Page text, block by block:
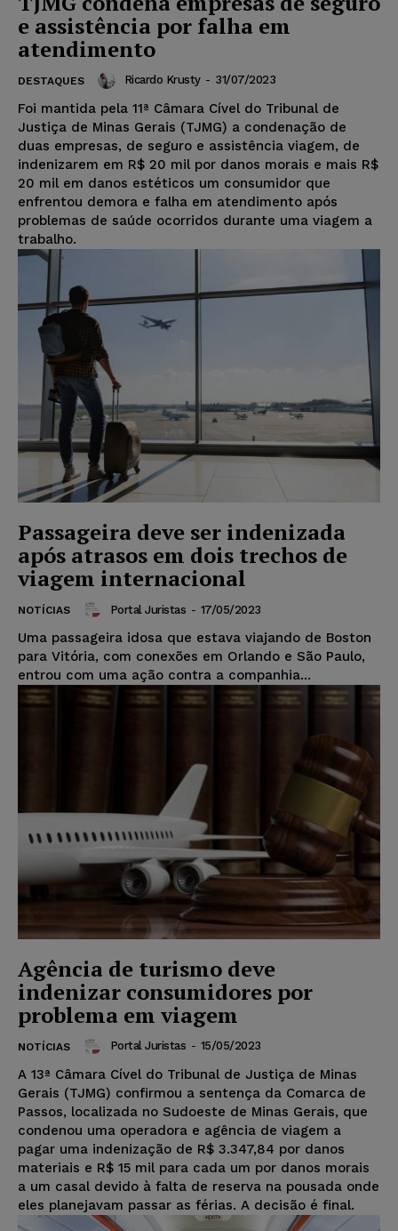
e assistência por falha em
atendimento
DESTAQUES Ricardo Krusty - 31/07/2023
Foi mantida pela 11ª Câmara Cível do Tribunal de
Justiça de Minas Gerais (TJMG) a condenação de
duas empresas, de seguro e assistência viagem, de
indenizarem em R$ 20 mil por danos morais e mais R$
20 mil em danos estéticos um consumidor que
enfrentou demora e falha em atendimento após
problemas de saúde ocorridos durante uma viagem a
trabalho.
Passageira deve ser indenizada
após atrasos em dois trechos de
viagem internacional
NOTÍCIAS Portal Juristas - 17/05/2023
Uma passageira idosa que estava viajando de Boston
para Vitória, com conexões em Orlando e São Paulo,
entrou com uma ação contra a companhia...
Agência de turismo deve
indenizar consumidores por
problema em viagem
NOTÍCIAS Portal Juristas - 15/05/2023
A 13ª Câmara Cível do Tribunal de Justiça de Minas
Gerais (TJMG) confirmou a sentença da Comarca de
Passos, localizada no Sudoeste de Minas Gerais, que
condenou uma operadora e agência de viagem a
pagar uma indenização de R$ 3.347,84 por danos
materiais e R$ 15 mil para cada um por danos morais
a um casal devido à falta de reserva na pousada onde
eles planejavam passar as férias. A decisão é final.